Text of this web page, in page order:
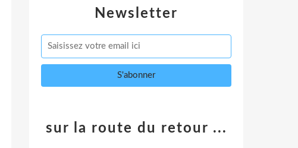
Newsletter
sur la route du retour ...